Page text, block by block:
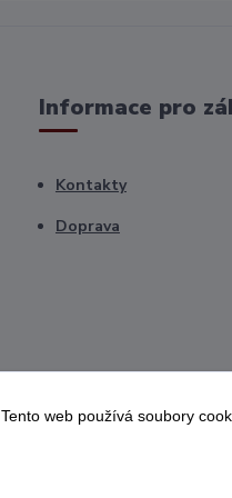
Informace pro
Kontakty
Doprava
Tento web používá soubory